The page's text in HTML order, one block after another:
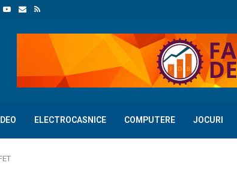
ELECTROCASNICE COMPUTERE JOCURI